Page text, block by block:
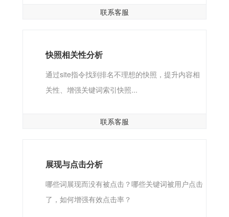
联系客服
快照相关性分析
通过site指令找到排名不理想的快照，提升内容相
关性、增强关键词索引快照...
联系客服
展现与点击分析
哪些词展现而没有被点击？哪些关键词被用户点击
了，如何增强有效点击率？